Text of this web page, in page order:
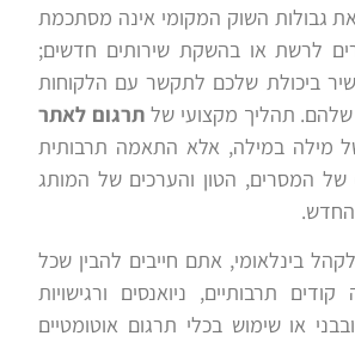
גבולות השוק המקומי אינה מסתכמת
לרשת או בהשקת שירותים חדשים;
ביכולת שלכם לתקשר עם הלקוחות
תהליך מקצועי שלתרגום לאתר
מילה במילה, אלא התאמה תרבותית
של המסרים, הטון והערכים של המותג
בינלאומי, אתם חייבים להבין שכל
תרבותיים, ניואנסים ורגישויות
או שימוש בכלי תרגום אוטומטיים